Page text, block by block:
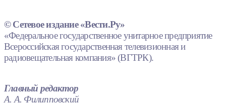
© Сетевое издание «Вести.Ру»
«Федеральное государственное унитарное предприятие
Всероссийская государственная телевизионная и
радиовещательная компания» (ВГТРК).
Главный редактор
А. А. Филипповский